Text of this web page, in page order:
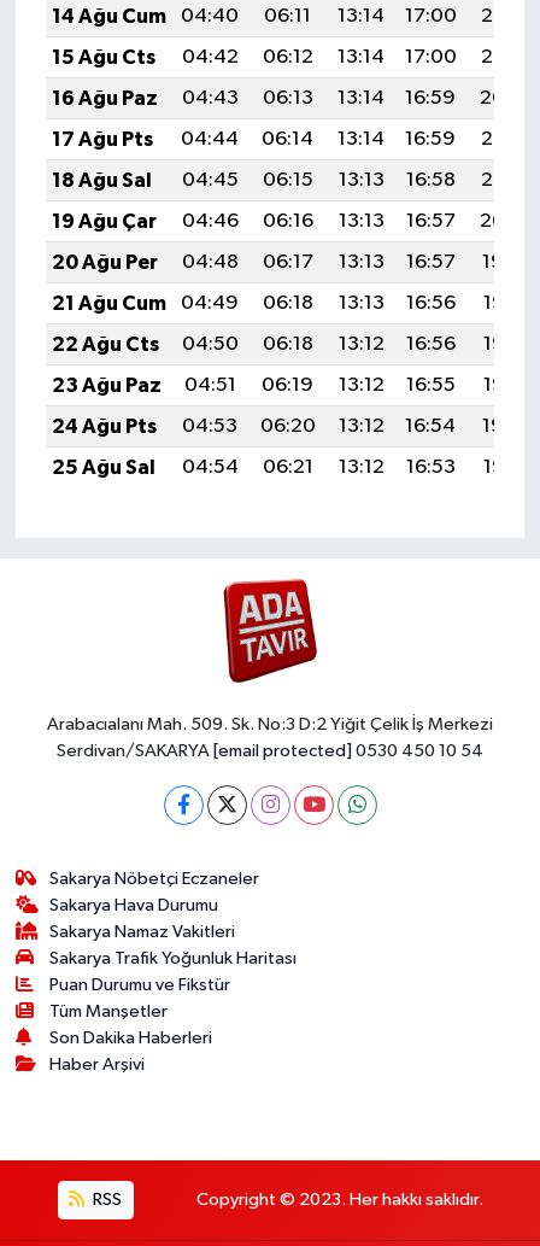
14 Ağu Cum
04:40 06:11 13:14 17:00
20:07
15 Ağu Cts
04:42 06:12 13:14 17:00
20:06
16 Ağu Paz
04:43 06:13 13:14 16:59
20:04
17 Ağu Pts
04:44 06:14 13:14 16:59
20:03
18 Ağu Sal
04:45 06:15 13:13 16:58
20:02
19 Ağu Çar
04:46 06:16 13:13 16:57
20:00
20 Ağu Per
04:48 06:17 13:13 16:57
19:59
21 Ağu Cum
04:49 06:18 13:13 16:56
19:58
22 Ağu Cts
04:50 06:18 13:12 16:56
19:56
23 Ağu Paz
04:51 06:19 13:12 16:55
19:55
24 Ağu Pts
04:53 06:20 13:12 16:54
19:54
25 Ağu Sal
04:54 06:21 13:12 16:53 19:52
Arabacıalanı Mah. 509. Sk. No:3 D:2 Yiğit Çelik İş Merkezi
Serdivan/SAKARYA [email protected] 0530 450 10 54
Sakarya Nöbetçi Eczaneler
Sakarya Hava Durumu
Sakarya Namaz Vakitleri
Sakarya Trafik Yoğunluk Haritası
Puan Durumu ve Fikstür
Tüm Manşetler
Son Dakika Haberleri
Haber Arşivi
RSS Copyright © 2023. Her hakkı saklıdır.